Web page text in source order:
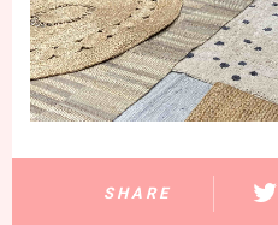
SHARE